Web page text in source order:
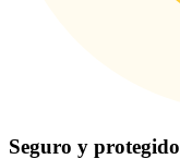
Seguro y protegido